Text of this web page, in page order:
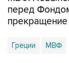
перед
Греции МВФ